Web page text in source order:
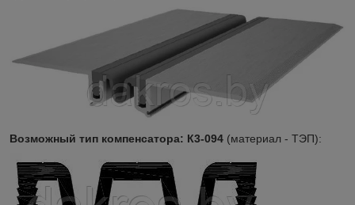
Возможный тип компенсатора: К3-094 (материал - ТЭП):